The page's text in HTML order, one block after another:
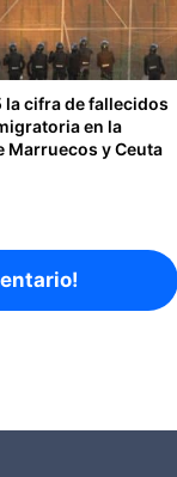
la cifra de fallecidos
en la
Marruecos y Ceuta